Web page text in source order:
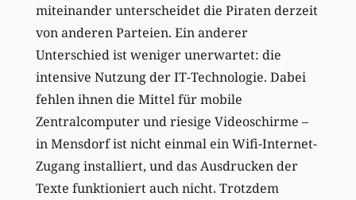
miteinander unterscheidet die Piraten derzeit
von anderen Parteien. Ein anderer
Unterschied ist weniger unerwartet: die
intensive Nutzung der IT-Technologie. Dabei
fehlen ihnen die Mittel für mobile
Zentralcomputer und riesige Videoschirme –
in Mensdorf ist nicht einmal ein Wifi-Internet-
Zugang installiert, und das Ausdrucken der
Texte funktioniert auch nicht. Trotzdem